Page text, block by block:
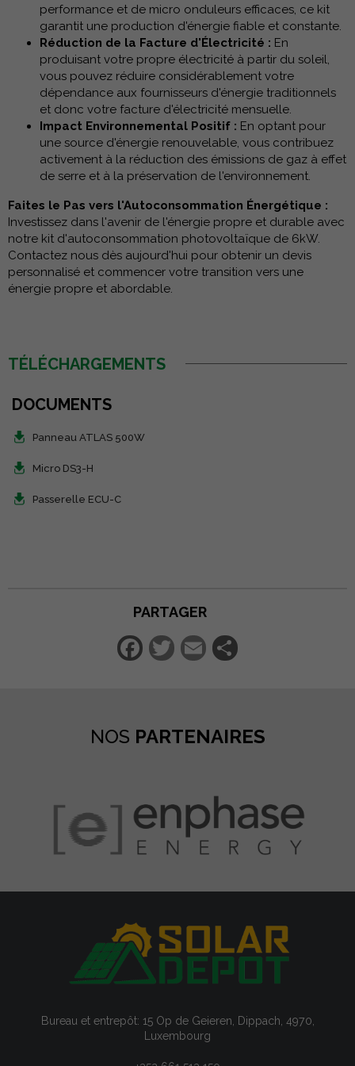
performance et de micro onduleurs efficaces, ce kit
garantit une production d'énergie fiable et constante.
Réduction de la Facture d'Électricité : En
produisant votre propre électricité à partir du soleil,
vous pouvez réduire considérablement votre
dépendance aux fournisseurs d'énergie traditionnels
et donc votre facture d'électricité mensuelle.
Impact Environnemental Positif : En optant pour
une source d'énergie renouvelable, vous contribuez
activement à la réduction des émissions de gaz à effet
de serre et à la préservation de l'environnement.
Faites le Pas vers l'Autoconsommation Énergétique :
Investissez dans l'avenir de l'énergie propre et durable avec
notre kit d'autoconsommation photovoltaïque de 6kW.
Contactez nous dès aujourd'hui pour obtenir un devis
personnalisé et commencer votre transition vers une
énergie propre et abordable.
TÉLÉCHARGEMENTS
DOCUMENTS
Panneau ATLAS 500W
Micro DS3-H
Passerelle ECU-C
PARTAGER
Facebook
Twitter
Email
NOS PARTENAIRES